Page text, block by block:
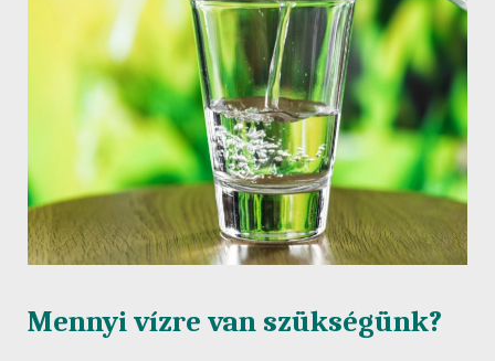
Mennyi vízre van szükségünk?